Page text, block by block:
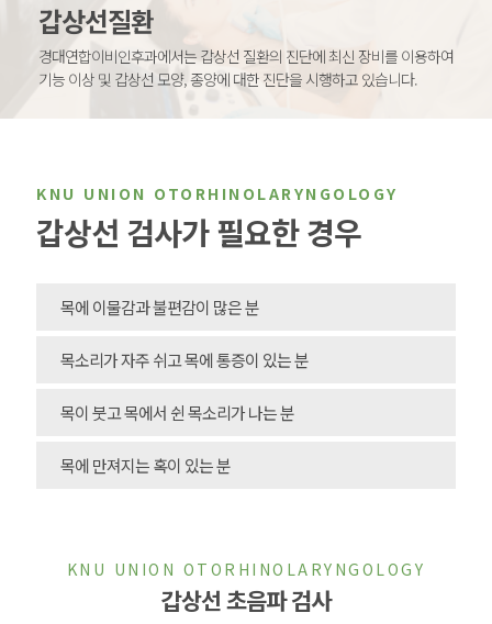
갑상선질환
경대연합이비인후과에서는 갑상선 질환의 진단에 최신 장비를 이용하여
기능 이상 및 갑상선 모양, 종양에 대한 진단을 시행하고 있습니다.
KNU UNION OTORHINOLARYNGOLOGY
갑상선 검사가 필요한 경우
목에 이물감과 불편감이 많은 분
목소리가 자주 쉬고 목에 통증이 있는 분
목이 붓고 목에서 쉰 목소리가 나는 분
목에 만져지는 혹이 있는 분
KNU UNION OTORHINOLARYNGOLOGY
갑상선 초음파 검사